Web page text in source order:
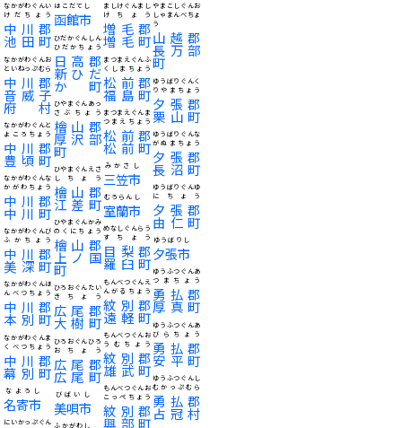
中川郡
池田町
なかがわぐんい
けだちょう
中川郡
音威子
府村
なかがわぐんお
といねっぷむら
中川郡
豊頃町
なかがわぐんと
よころちょう
中川郡
中川町
なかがわぐんな
かがわちょう
中川郡
美深町
なかがわぐんび
ふかちょう
中川郡
本別町
なかがわぐんほ
んべつちょう
中川郡
幕別町
なかがわぐんま
くべつちょう
名寄市
なよろし
にいかっぷぐん
函館市
はこだてし
日高郡
新ひだ
か町
ひだかぐんしん
ひだかちょう
檜山郡
厚沢部
町
ひやまぐんあっ
さぶちょう
檜山郡
江差町
ひやまぐんえさ
しちょう
檜山郡
上ノ国
町
ひやまぐんかみ
のくにちょう
広尾郡
大樹町
ひろおぐんたい
きちょう
広尾郡
広尾町
ひろおぐんひろ
おちょう
美唄市
びばいし
ふかがわし
増毛郡
増毛町
ましけぐんまし
けちょう
松前郡
福島町
まつまえぐんふ
くしまちょう
松前郡
松前町
まつまえぐんま
つまえちょう
三笠市
みかさし
室蘭市
むろらんし
目梨郡
羅臼町
めなしぐんらう
すちょう
紋別郡
遠軽町
もんべつぐんえ
んがるちょう
紋別郡
雄武町
もんべつぐんお
うむちょう
紋別郡
興部町
もんべつぐんお
こっぺちょう
山越郡
長万部
町
やまこしぐんお
しゃまんべちょ
う
夕張郡
栗山町
ゆうばりぐんく
りやまちょう
夕張郡
長沼町
ゆうばりぐんな
がぬまちょう
夕張郡
由仁町
ゆうばりぐんゆ
にちょう
夕張市
ゆうばりし
勇払郡
厚真町
ゆうふつぐんあ
つまちょう
勇払郡
安平町
ゆうふつぐんあ
びらちょう
勇払郡
占冠村
ゆうふつぐんし
むかっぷむら